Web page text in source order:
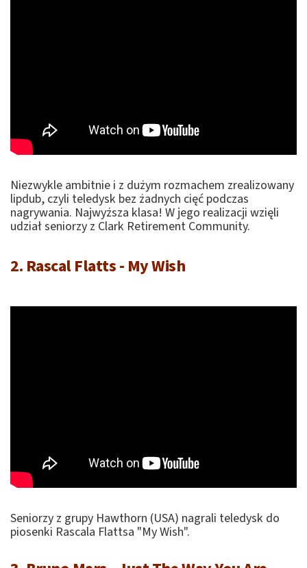
Niezwykle ambitnie i z dużym rozmachem zrealizowany
lipdub, czyli teledysk bez żadnych cięć podczas
nagrywania. Najwyższa klasa! W jego realizacji wzięli
udział seniorzy z Clark Retirement Community.
2. Rascal Flatts - My Wish
Seniorzy z grupy Hawthorn (USA) nagrali teledysk do
piosenki Rascala Flattsa "My Wish".